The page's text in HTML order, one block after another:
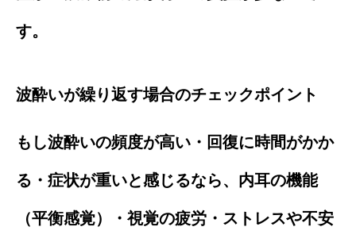
す。
波酔いが繰り返す場合のチェックポイント
もし波酔いの頻度が高い・回復に時間がかか
る・症状が重いと感じるなら、内耳の機能
（平衡感覚）・視覚の疲労・ストレスや不安